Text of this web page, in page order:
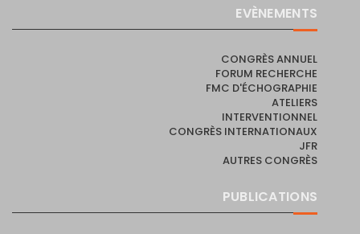
EVÈNEMENTS
CONGRÈS ANNUEL
FORUM RECHERCHE
FMC D'ÉCHOGRAPHIE
ATELIERS
INTERVENTIONNEL
CONGRÈS INTERNATIONAUX
JFR
AUTRES CONGRÈS
PUBLICATIONS